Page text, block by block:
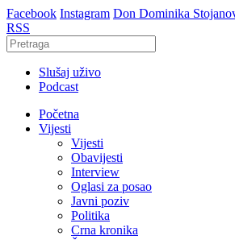
Facebook Instagram Don Dominika
RSS
Slušaj uživo
Podcast
Početna
Vijesti
Vijesti
Obavijesti
Interview
Oglasi za posao
Javni poziv
Politika
Crna kronika